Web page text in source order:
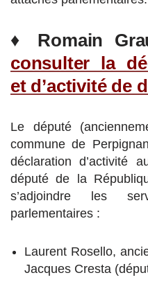
♦ Romain
consulter la
et d’activité de
Le député
commune de
déclaration d’activité
député de la
s’adjoindre les
parlementaires :
Laurent Rosello,
Jacques Cresta